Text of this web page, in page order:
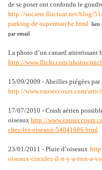
de se poser ont confondu le
http://societe.fluctuat.net/blog/
parking-de-supermarche.html lien
par email
La photo d’un canard atterrissant
http://www.flickr.com/photos/
15/09/2009 - Abeilles piégées
http://www.eauseccours.com/
17/07/2010 - Crash aérien
oiseaux http://
chez-les-oiseaux-54041686.html
23/01/2011 - Pluie d’oiseaux
oiseaux-circulez-il-n-y-a-rien-a-